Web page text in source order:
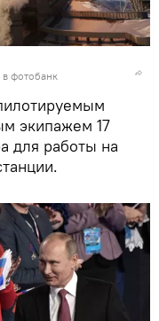
в фотобанк
экипажем 17
для работы на